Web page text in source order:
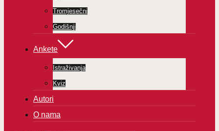
Tromjesečni
Godišnji
Ankete
Istraživanja
Kviz
Autori
O nama